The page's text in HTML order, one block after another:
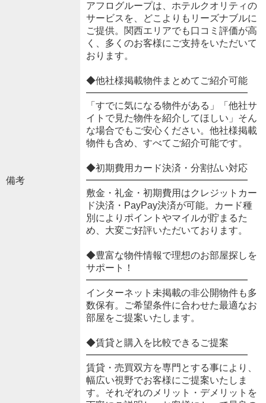
備考
アフログループは、ホテルクオリティの
サービスを、どこよりもリーズナブルに
ご提供。関西エリアでも口コミ評価が高
く、多くのお客様にご支持をいただいて
おります。
◆他社様掲載物件まとめてご紹介可能
━━━━━━━━━━━━━━━━━
「すでに気になる物件がある」「他社サ
イトで見た物件を紹介してほしい」そん
な場合でもご安心ください。他社様掲載
物件も含め、すべてご紹介可能です。
◆初期費用カード決済・分割払い対応
━━━━━━━━━━━━━━━━━
敷金・礼金・初期費用はクレジットカー
ド決済・PayPay決済が可能。カード種
別によりポイントやマイルが貯まるた
め、大変ご好評いただいております。
◆豊富な物件情報で理想のお部屋探しを
サポート！
━━━━━━━━━━━━━━━━━
インターネット未掲載の非公開物件も多
数保有。ご希望条件に合わせた最適なお
部屋をご提案いたします。
◆賃貸と購入を比較できるご提案
━━━━━━━━━━━━━━━━━
賃貸・売買双方を専門とする事により、
幅広い視野でお客様にご提案いたしま
す。それぞれのメリット・デメリットを